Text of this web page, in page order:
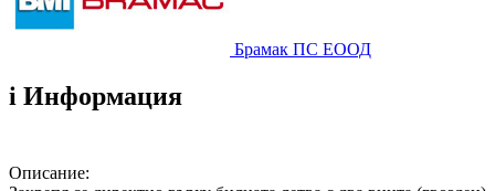
Брамак ПС ЕООД
i Информация
Описание: